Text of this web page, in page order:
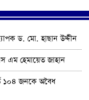
ড. মো. হাছান উদ্দীন
এম হেমায়েত জাহান
১০৪ জনকে অবৈধ